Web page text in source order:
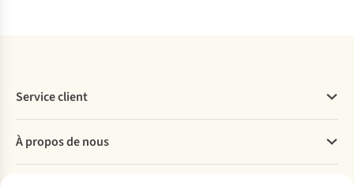
Service client
Commander
Payer
À propos de nous